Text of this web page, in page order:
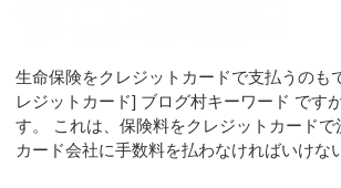
生命保険をクレジットカードで支払うのも
レジットカード] ブログ村キーワード です
す。 これは、保険料をクレジットカードで
カード会社に手数料を払わなければいけな